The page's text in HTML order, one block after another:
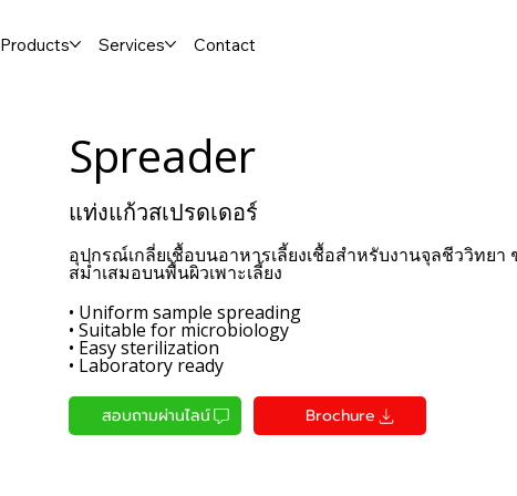
Products Services Contact
Spreader
แท่งแก้วสเปรดเดอร์
อุปกรณ์เกลี่ยเชื้อบนอาหารเลี้ยงเชื้อสำหรับงานจุลชีววิทยา
สม่ำเสมอบนพื้นผิวเพาะเลี้ยง
• Uniform sample spreading
• Suitable for microbiology
• Easy sterilization
• Laboratory ready
สอบถามผ่านไลน์ Brochure